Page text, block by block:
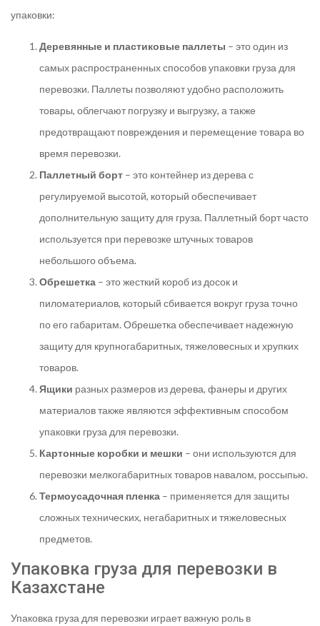
упаковки:
Деревянные и пластиковые паллеты – это один из
самых распространенных способов упаковки груза для
перевозки. Паллеты позволяют удобно расположить
товары, облегчают погрузку и выгрузку, а также
предотвращают повреждения и перемещение товара во
время перевозки.
Паллетный борт – это контейнер из дерева с
регулируемой высотой, который обеспечивает
дополнительную защиту для груза. Паллетный борт часто
используется при перевозке штучных товаров
небольшого объема.
Обрешетка – это жесткий короб из досок и
пиломатериалов, который сбивается вокруг груза точно
по его габаритам. Обрешетка обеспечивает надежную
защиту для крупногабаритных, тяжеловесных и хрупких
товаров.
Ящики разных размеров из дерева, фанеры и других
материалов также являются эффективным способом
упаковки груза для перевозки.
Картонные коробки и мешки – они используются для
перевозки мелкогабаритных товаров навалом, россыпью.
Термоусадочная пленка – применяется для защиты
сложных технических, негабаритных и тяжеловесных
предметов.
Упаковка груза для перевозки в
Казахстане
Упаковка груза для перевозки играет важную роль в